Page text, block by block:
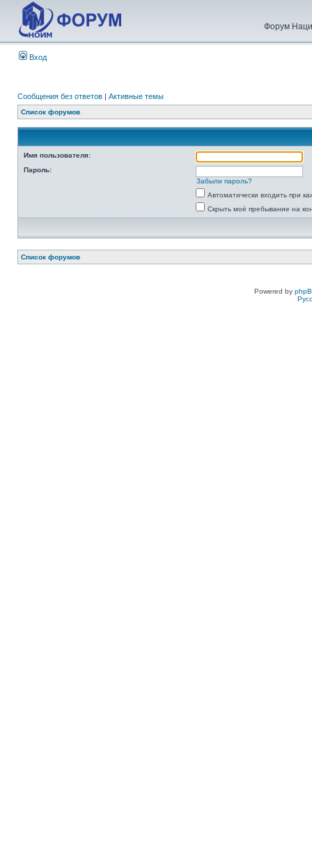
Форум
Вход
Сообщения без ответов | Активные темы
Список форумов
Имя пользователя:
Пароль:
Забыли пароль?
Автоматически входить при
Скрыть моё пребывание на
Список форумов
Powered by